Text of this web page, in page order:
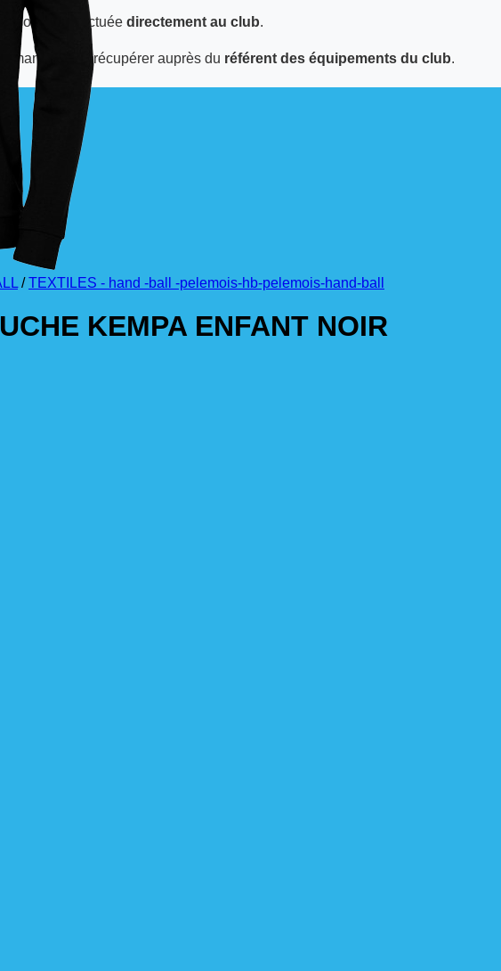
est effectuée directement au club.
est à récupérer auprès du référent des équipements du club.
/ TEXTILES - hand -ball -pelemois-hb-pelemois-hand-ball
KEMPA ENFANT NOIR